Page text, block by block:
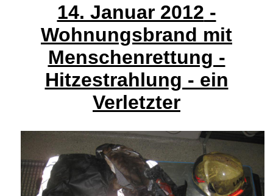
14. Januar 2012 -
Wohnungsbrand mit
Menschenrettung -
Hitzestrahlung - ein
Verletzter